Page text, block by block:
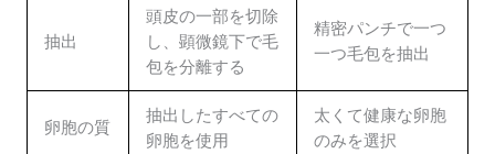
抽出
頭皮の一部を切除
し、顕微鏡下で毛
包を分離する
精密パンチで一つ
一つ毛包を抽出
卵胞の質
抽出したすべての
卵胞を使用
太くて健康な卵胞
のみを選択